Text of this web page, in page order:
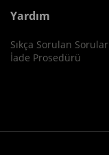
Yardım
Sıkça Sorulan Sorular
İade Prosedürü